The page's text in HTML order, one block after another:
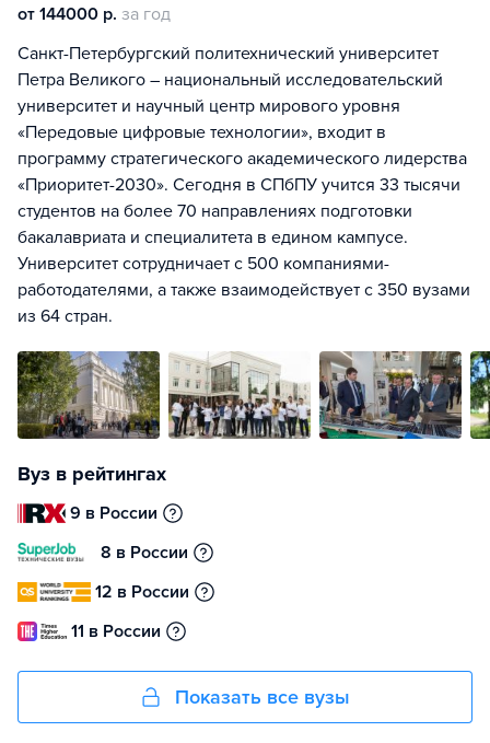
от 144000 р. за год
Санкт-Петербургский политехнический университет
Петра Великого – национальный исследовательский
университет и научный центр мирового уровня
«Передовые цифровые технологии», входит в
программу стратегического академического лидерства
«Приоритет-2030». Сегодня в СПбПУ учится 33 тысячи
студентов на более 70 направлениях подготовки
бакалавриата и специалитета в едином кампусе.
Университет сотрудничает с 500 компаниями-
работодателями, а также взаимодействует с 350 вузами
из 64 стран.
Вуз в рейтингах
9 в России
8 в России
12 в России
11 в России
Показать все вузы